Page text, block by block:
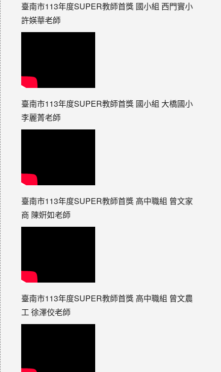
臺南市113年度SUPER教師首獎 國小組 西門實小
許媖華老師
臺南市113年度SUPER教師首獎 國小組 大橋國小
李麗菁老師
臺南市113年度SUPER教師首獎 高中職組 曾文家
商 陳姸如老師
臺南市113年度SUPER教師首獎 高中職組 曾文農
工 徐澤佼老師